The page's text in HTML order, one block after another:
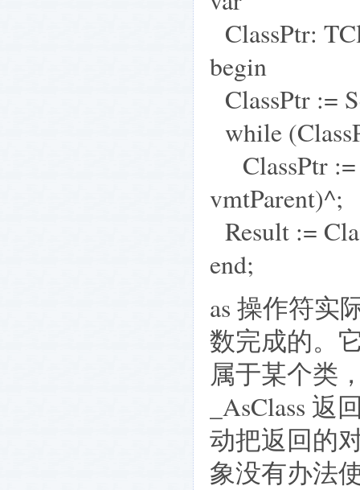
ClassPtr:
begin
ClassPtr :=
while
ClassPtr :=
vmtParent)^;
Result :=
end;
as 操作符实
数完成的。
属于某个类
_AsClass
动把返回的
象没有办法